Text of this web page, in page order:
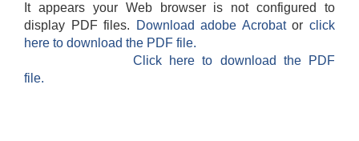
It appears your Web browser is not configured to
display PDF files.
Download adobe Acrobatorclick
here to download the PDF file.
Click here to download the PDF
file.